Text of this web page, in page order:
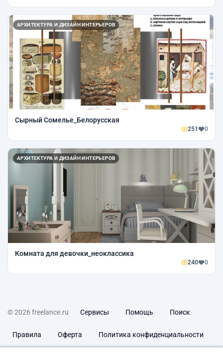
АРХИТЕКТУРА И ДИЗАЙН ИНТЕРЬЕРОВ
Сырный Сомелье_Белорусская
251 0
АРХИТЕКТУРА И ДИЗАЙН ИНТЕРЬЕРОВ
Комната для девочки_неоклассика
240 0
© 2026 freelance.ru Сервисы Помощь Поиск
Правила Оферта Политика конфиденциальности